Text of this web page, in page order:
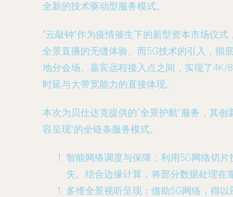
全新的技术驱动型服务模式。
“云敲钟”作为疫情催生下的新型资本市场仪
全景直播的无缝体验。而5G技术的引入，彻
地分会场、嘉宾远程接入点之间，实现了
时延与大带宽能力的直接体现。
本次为贝仕达克提供的“全景护航”服务，其
容呈现”的全链条服务模式。
智能网络调度与保障 ：利用5G网络切
失。结合边缘计算，将部分数据处理在
多维全景视听呈现 ：借助5G网络，得